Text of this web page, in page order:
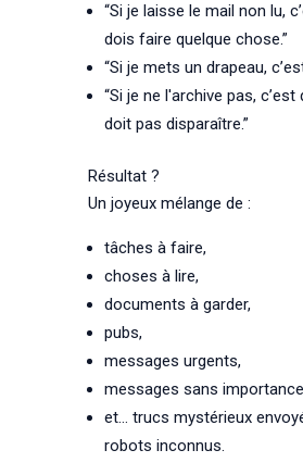
“Si je laisse le mail non lu,
dois faire quelque chose.”
“Si je mets un drapeau,
“Si je ne l'archive pas, c’est
doit pas disparaître.”
Résultat ?
Un joyeux mélange de :
tâches à faire,
choses à lire,
documents à garder,
pubs,
messages urgents,
messages sans
et… trucs mystérieux
robots inconnus.